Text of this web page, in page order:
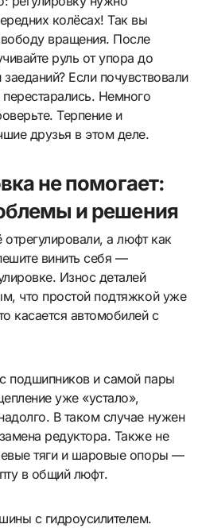
колёсах! Так вы
вращения. После
руль от упора до
Если почувствовали
Немного
Терпение и
друзья в этом деле.
не помогает:
и решения
а люфт как
винить себя —
Износ деталей
что простой подтяжкой уже
касается автомобилей с
подшипников и самой пары
уже «устало»,
В таком случае нужен
редуктора. Также не
тяги и шаровые опоры —
в общий люфт.
с гидроусилителем.